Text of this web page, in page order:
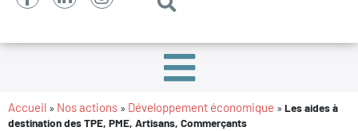
Accueil » Nos actions » Développement économique » Les aides à
destination des TPE, PME, Artisans, Commerçants